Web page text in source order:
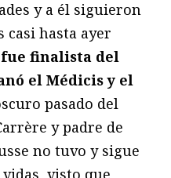
y a él siguieron
casi hasta ayer
fue finalista del
el Médicis y el
pasado del
y padre de
no tuvo y sigue
visto que